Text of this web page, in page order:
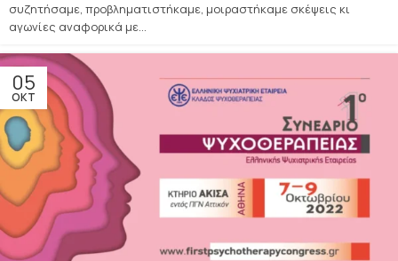
συζητήσαμε, προβληματιστήκαμε, μοιραστήκαμε σκέψεις κι
αγωνίες αναφορικά με...
05
ΟΚΤ